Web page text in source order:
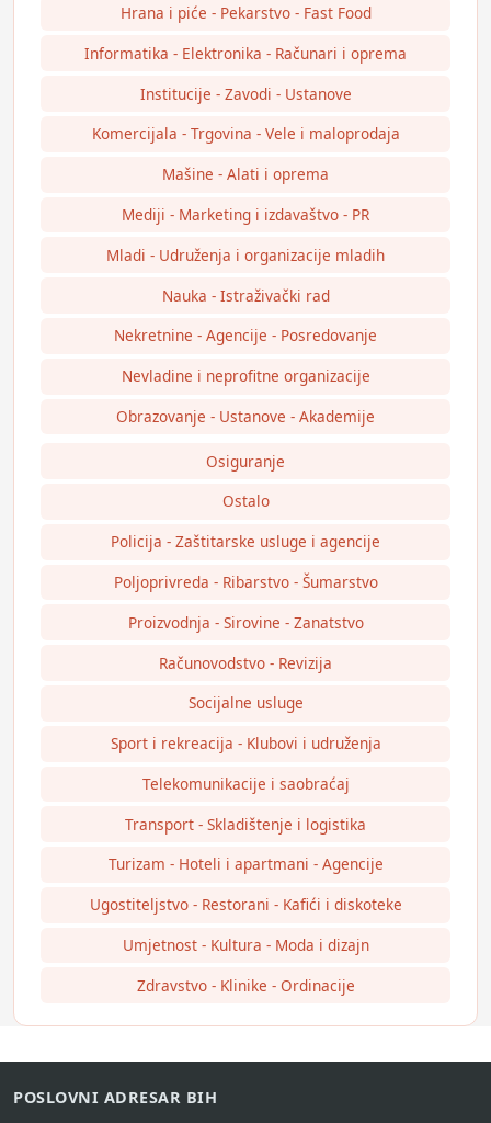
Hrana i piće - Pekarstvo - Fast Food
Informatika - Elektronika - Računari i oprema
Institucije - Zavodi - Ustanove
Komercijala - Trgovina - Vele i maloprodaja
Mašine - Alati i oprema
Mediji - Marketing i izdavaštvo - PR
Mladi - Udruženja i organizacije mladih
Nauka - Istraživački rad
Nekretnine - Agencije - Posredovanje
Nevladine i neprofitne organizacije
Obrazovanje - Ustanove - Akademije
Osiguranje
Ostalo
Policija - Zaštitarske usluge i agencije
Poljoprivreda - Ribarstvo - Šumarstvo
Proizvodnja - Sirovine - Zanatstvo
Računovodstvo - Revizija
Socijalne usluge
Sport i rekreacija - Klubovi i udruženja
Telekomunikacije i saobraćaj
Transport - Skladištenje i logistika
Turizam - Hoteli i apartmani - Agencije
Ugostiteljstvo - Restorani - Kafići i diskoteke
Umjetnost - Kultura - Moda i dizajn
Zdravstvo - Klinike - Ordinacije
POSLOVNI ADRESAR BIH